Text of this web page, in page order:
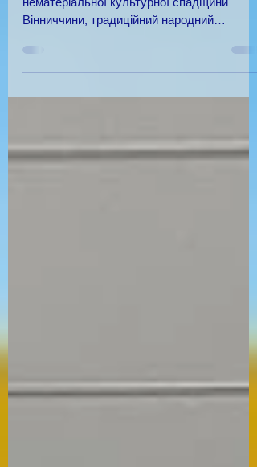
Барська кераміка – унікальний елемент
Вінниччини, традиційний народний
художній промисел, який виник у...